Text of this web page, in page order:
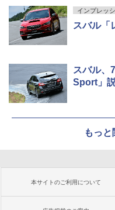
インプレッ
スバル「
スバル、
Sport」
もっ
本サイトのご利用について